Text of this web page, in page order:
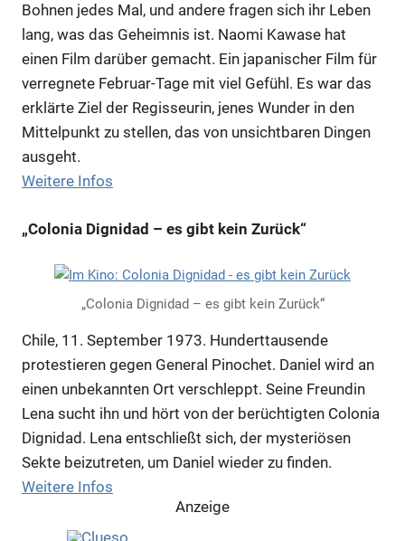
Bohnen jedes Mal, und andere fragen sich ihr Leben
lang, was das Geheimnis ist. Naomi Kawase hat
einen Film darüber gemacht. Ein japanischer Film für
verregnete Februar-Tage mit viel Gefühl. Es war das
erklärte Ziel der Regisseurin, jenes Wunder in den
Mittelpunkt zu stellen, das von unsichtbaren Dingen
ausgeht.
Weitere Infos
„Colonia Dignidad – es gibt kein Zurück“
„Colonia Dignidad – es gibt kein Zurück“
Chile, 11. September 1973. Hunderttausende
protestieren gegen General Pinochet. Daniel wird an
einen unbekannten Ort verschleppt. Seine Freundin
Lena sucht ihn und hört von der berüchtigten Colonia
Dignidad. Lena entschließt sich, der mysteriösen
Sekte beizutreten, um Daniel wieder zu finden.
Weitere Infos
Anzeige